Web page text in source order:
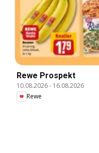
Rewe Prospekt
10.08.2026- 16.08.2026
Rewe